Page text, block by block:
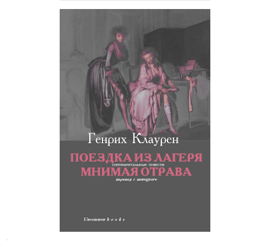
Генрих Клаурен. Мнимая отрава